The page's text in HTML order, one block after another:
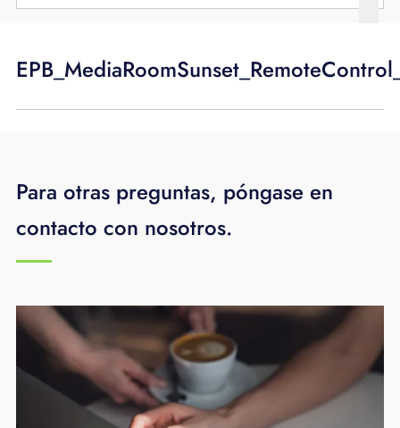
Para otras preguntas, póngase en
contacto con nosotros.